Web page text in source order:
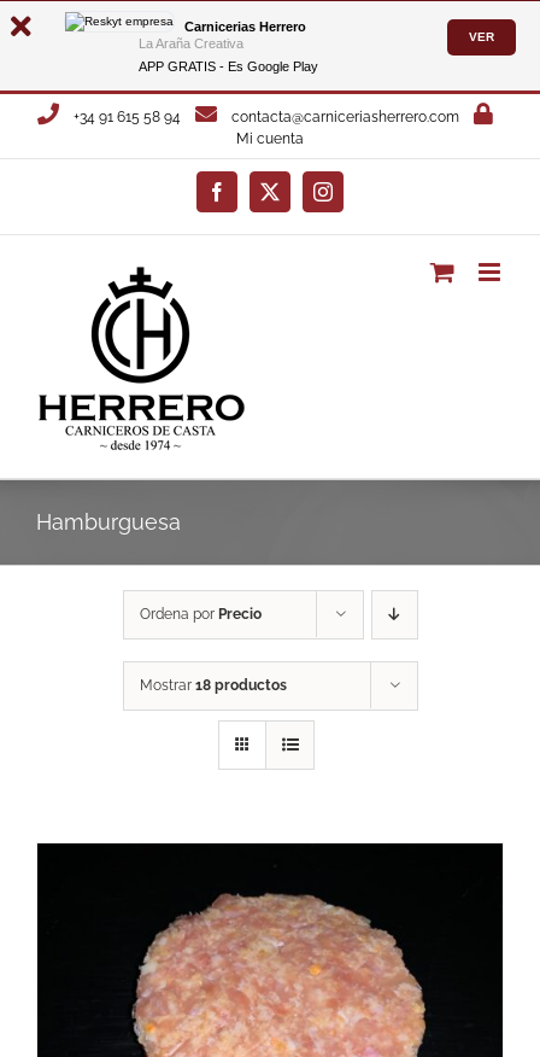
Carnicerias Herrero
La Araña Creativa
APP GRATIS - Es Google Play
VER
Saltar
+34 91 615 58 94
contacta@carniceriasherrero.com
Mi cuenta
Facebook
X Instagram
Hamburguesa
Ordena por Precio
Mostrar 18 productos